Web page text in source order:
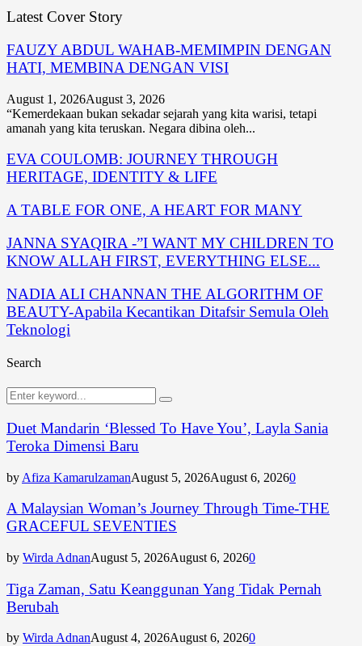
Latest Cover Story
FAUZY ABDUL WAHAB-MEMIMPIN DENGAN
HATI, MEMBINA DENGAN VISI
August 1, 2026August 3, 2026
“Kemerdekaan bukan sekadar sejarah yang kita warisi, tetapi
amanah yang kita teruskan. Negara dibina oleh...
EVA COULOMB: JOURNEY THROUGH
HERITAGE, IDENTITY & LIFE
A TABLE FOR ONE, A HEART FOR MANY
JANNA SYAQIRA -”I WANT MY CHILDREN TO
KNOW ALLAH FIRST, EVERYTHING ELSE...
NADIA ALI CHANNAN THE ALGORITHM OF
BEAUTY-Apabila Kecantikan Ditafsir Semula Oleh
Teknologi
Search
Search
for:
Search
Duet Mandarin ‘Blessed To Have You’, Layla Sania
Teroka Dimensi Baru
by Afiza KamarulzamanAugust 5, 2026August 6, 20260
A Malaysian Woman’s Journey Through Time-THE
GRACEFUL SEVENTIES
by Wirda AdnanAugust 5, 2026August 6, 20260
Tiga Zaman, Satu Keanggunan Yang Tidak Pernah
Berubah
by Wirda AdnanAugust 4, 2026August 6, 20260